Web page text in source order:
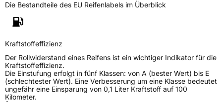
Die Bestandteile des EU Reifenlabels im Überblick
Kraftstoffeffizienz
Der Rollwiderstand eines Reifens ist ein wichtiger Indikator für die
Kraftstoffeffizienz.
Die Einstufung erfolgt in fünf Klassen: von A (bester Wert) bis E
(schlechtester Wert). Eine Verbesserung um eine Klasse bedeutet
ungefähr eine Einsparung von 0,1 Liter Kraftstoff auf 100
Kilometer.